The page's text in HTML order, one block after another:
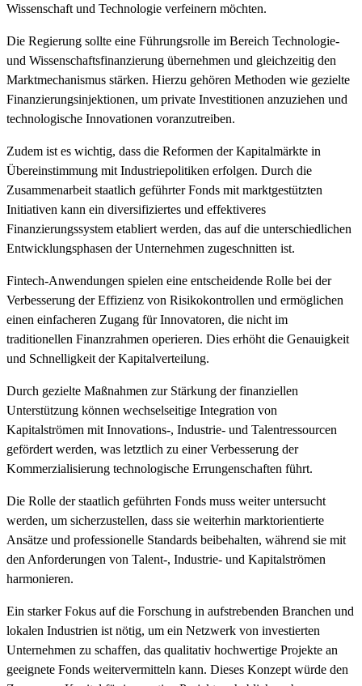
Wissenschaft und Technologie verfeinern möchten.
Die Regierung sollte eine Führungsrolle im Bereich Technologie-
und Wissenschaftsfinanzierung übernehmen und gleichzeitig den
Marktmechanismus stärken. Hierzu gehören Methoden wie gezielte
Finanzierungsinjektionen, um private Investitionen anzuziehen und
technologische Innovationen voranzutreiben.
Zudem ist es wichtig, dass die Reformen der Kapitalmärkte in
Übereinstimmung mit Industriepolitiken erfolgen. Durch die
Zusammenarbeit staatlich geführter Fonds mit marktgestützten
Initiativen kann ein diversifiziertes und effektiveres
Finanzierungssystem etabliert werden, das auf die unterschiedlichen
Entwicklungsphasen der Unternehmen zugeschnitten ist.
Fintech-Anwendungen spielen eine entscheidende Rolle bei der
Verbesserung der Effizienz von Risikokontrollen und ermöglichen
einen einfacheren Zugang für Innovatoren, die nicht im
traditionellen Finanzrahmen operieren. Dies erhöht die Genauigkeit
und Schnelligkeit der Kapitalverteilung.
Durch gezielte Maßnahmen zur Stärkung der finanziellen
Unterstützung können wechselseitige Integration von
Kapitalströmen mit Innovations-, Industrie- und Talentressourcen
gefördert werden, was letztlich zu einer Verbesserung der
Kommerzialisierung technologische Errungenschaften führt.
Die Rolle der staatlich geführten Fonds muss weiter untersucht
werden, um sicherzustellen, dass sie weiterhin marktorientierte
Ansätze und professionelle Standards beibehalten, während sie mit
den Anforderungen von Talent-, Industrie- und Kapitalströmen
harmonieren.
Ein starker Fokus auf die Forschung in aufstrebenden Branchen und
lokalen Industrien ist nötig, um ein Netzwerk von investierten
Unternehmen zu schaffen, das qualitativ hochwertige Projekte an
geeignete Fonds weitervermitteln kann. Dieses Konzept würde den